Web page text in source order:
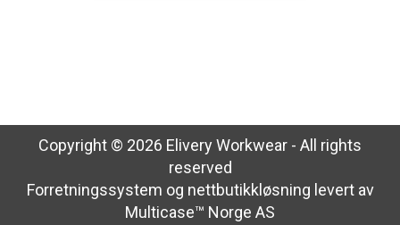
Copyright © 2026 Elivery Workwear - All rights
reserved
Forretningssystem og nettbutikkløsning levert av
Multicase™ Norge AS